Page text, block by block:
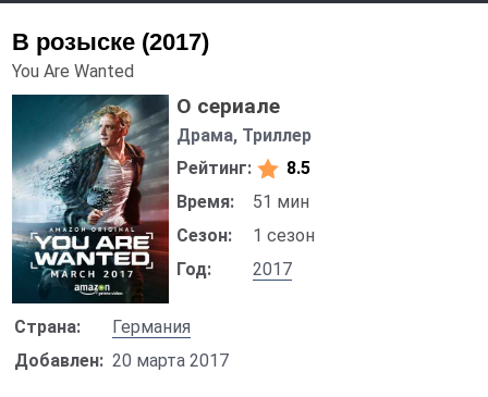
В розыске (2017)
You Are Wanted
О сериале
Драма, Триллер
Рейтинг:
8.5
Время:
51 мин
Сезон:
1 сезон
Год:
2017
Страна:
Германия
Добавлен: 20 марта 2017